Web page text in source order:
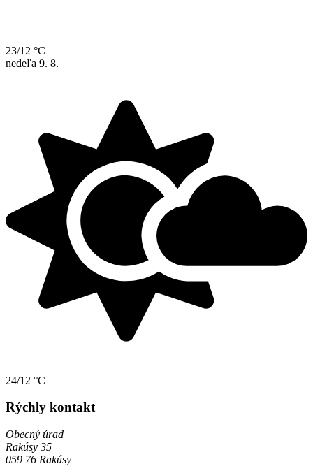
23/12 °C
nedeľa 9. 8.
24/12 °C
Rýchly kontakt
Obecný úrad
Rakúsy 35
059 76 Rakúsy